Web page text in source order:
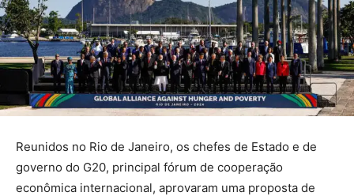
Reunidos no Rio de Janeiro, os chefes de Estado e de
governo do G20, principal fórum de cooperação
econômica internacional, aprovaram uma proposta de